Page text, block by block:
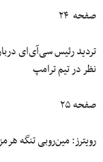
صفحه ۲۴
تردید رئیس سی‌آی‌ای
نظر در تیم ترامپ
صفحه ۲۵
رویترز: مین‌روبی تنگه هرمز ممکن است